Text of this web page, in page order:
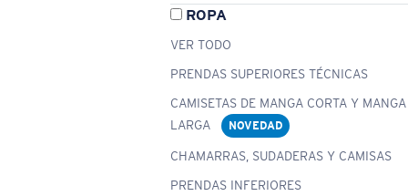
ROPA
VER TODO
PRENDAS SUPERIORES TÉCNICAS
CAMISETAS DE MANGA CORTA Y MANGA
LARGA
NOVEDAD
CHAMARRAS, SUDADERAS Y CAMISAS
PRENDAS INFERIORES